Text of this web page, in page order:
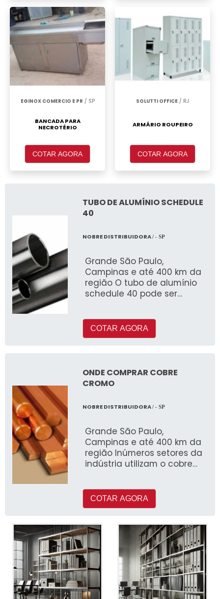
EGINOX COMERCIO E PR / SP
BANCADA PARA
NECROTÉRIO
COTAR AGORA
SOLUTTI OFFICE / RJ
ARMÁRIO ROUPEIRO
COTAR AGORA
TUBO DE ALUMÍNIO SCHEDULE
40
NOBRE DISTRIBUIDORA/ - SP
Grande São Paulo,
Campinas e até 400 km da
região O tubo de alumínio
schedule 40 pode ser
COTAR AGORA
ONDE COMPRAR COBRE
CROMO
NOBRE DISTRIBUIDORA/ - SP
Grande São Paulo,
Campinas e até 400 km da
região Inúmeros setores da
indústria utilizam o cobre
COTAR AGORA